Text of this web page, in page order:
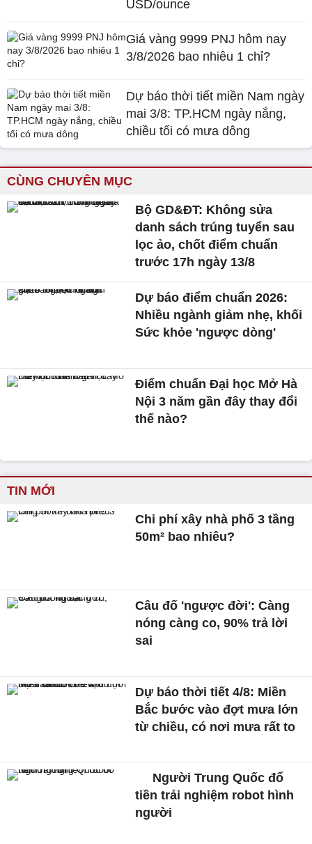
USD/ounce
Giá vàng 9999 PNJ hôm nay
3/8/2026 bao nhiêu 1 chỉ?
Dự báo thời tiết miền Nam ngày
mai 3/8: TP.HCM ngày nắng,
chiều tối có mưa dông
CÙNG CHUYÊN MỤC
Bộ GD&ĐT: Không sửa
danh sách trúng tuyển sau
lọc ảo, chốt điểm chuẩn
trước 17h ngày 13/8
Dự báo điểm chuẩn 2026:
Nhiều ngành giảm nhẹ, khối
Sức khỏe 'ngược dòng'
Điểm chuẩn Đại học Mở Hà
Nội 3 năm gần đây thay đổi
thế nào?
TIN MỚI
Chi phí xây nhà phố 3 tầng
50m² bao nhiêu?
Câu đố 'ngược đời': Càng
nóng càng co, 90% trả lời
sai
Dự báo thời tiết 4/8: Miền
Bắc bước vào đợt mưa lớn
từ chiều, có nơi mưa rất to
Người Trung Quốc đổ
tiền trải nghiệm robot hình
người